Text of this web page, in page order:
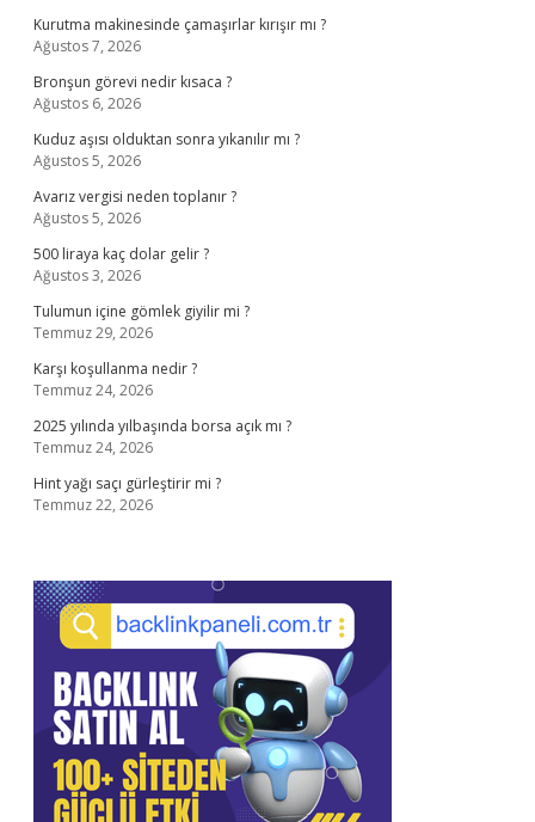
Kurutma makinesinde çamaşırlar kırışır mı ?
Ağustos 7, 2026
Bronşun görevi nedir kısaca ?
Ağustos 6, 2026
Kuduz aşısı olduktan sonra yıkanılır mı ?
Ağustos 5, 2026
Avarız vergisi neden toplanır ?
Ağustos 5, 2026
500 liraya kaç dolar gelir ?
Ağustos 3, 2026
Tulumun içine gömlek giyilir mi ?
Temmuz 29, 2026
Karşı koşullanma nedir ?
Temmuz 24, 2026
2025 yılında yılbaşında borsa açık mı ?
Temmuz 24, 2026
Hint yağı saçı gürleştirir mi ?
Temmuz 22, 2026